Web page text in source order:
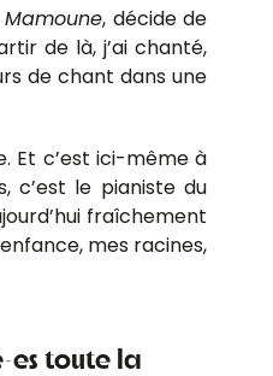
Mamoune, décide de
de là, j’ai chanté,
de chant dans une
Et c’est ici-même à
c’est le pianiste du
fraîchement
mes racines,
toute la